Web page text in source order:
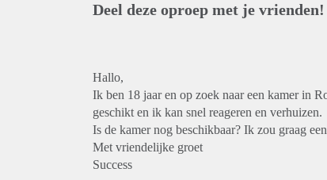
Deel deze oproep met je vrienden!
Hallo,
Ik ben 18 jaar en op zoek naar een kamer in
geschikt en ik kan snel reageren en verhuizen.
Is de kamer nog beschikbaar? Ik zou graag
Met vriendelijke groet
Success